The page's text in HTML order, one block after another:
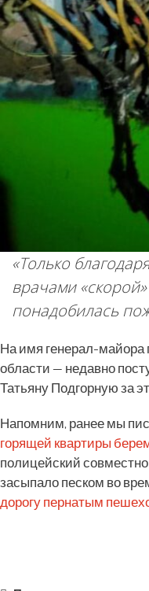
«Только
врачами
понадобилась
На имя генерал-
области — недавно
Татьяну Подгорную за
Напомним, ранее мы
горящей квартиры
полицейский
засыпало песком во
дорогу пернатым